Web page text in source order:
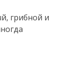
грибной и